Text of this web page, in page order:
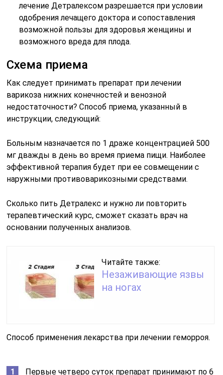
лечение Детралексом разрешается при условии
одобрения лечащего доктора и сопоставления
возможной пользы для здоровья женщины и
возможного вреда для плода.
Схема приема
Как следует принимать препарат при лечении
варикоза нижних конечностей и венозной
недостаточности? Способ приема, указанный в
инструкции, следующий:
Больным назначается по 1 драже концентрацией 500
мг дважды в день во время приема пищи. Наиболее
эффективной терапия будет при ее совмещении с
наружными противоварикозными средствами.
Сколько пить Детралекс и нужно ли повторить
терапевтический курс, сможет сказать врач на
основании полученных анализов.
Читайте также:
Незаживающие язвы
на ногах
Способ применения лекарства при лечении геморроя.
Первые четверо суток препарат принимают по 6